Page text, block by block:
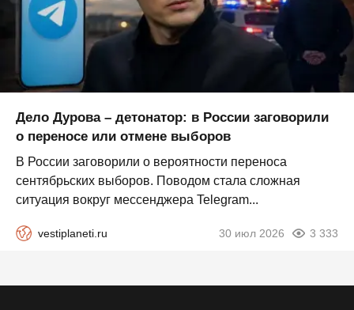
Дело Дурова – детонатор: в России заговорили
о переносе или отмене выборов
В России заговорили о вероятности переноса
сентябрьских выборов. Поводом стала сложная
ситуация вокруг мессенджера Telegram...
vestiplaneti.ru 30 июл 2026 3 333